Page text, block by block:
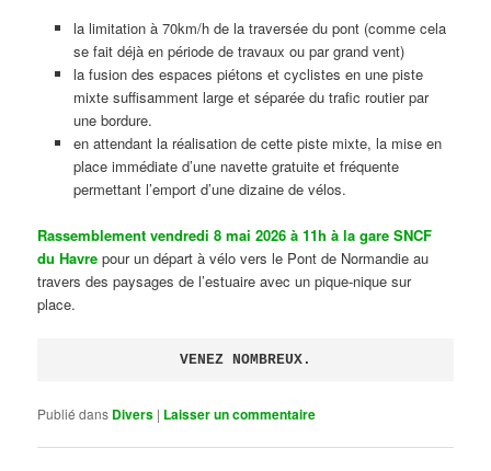
la limitation à 70km/h de la traversée du pont (comme cela
se fait déjà en période de travaux ou par grand vent)
la fusion des espaces piétons et cyclistes en une piste
mixte suffisamment large et séparée du trafic routier par
une bordure.
en attendant la réalisation de cette piste mixte, la mise en
place immédiate d’une navette gratuite et fréquente
permettant l’emport d’une dizaine de vélos.
Rassemblement vendredi 8 mai 2026 à 11h à la gare SNCF
du Havre pour un départ à vélo vers le Pont de Normandie au
travers des paysages de l’estuaire avec un pique-nique sur
place.
VENEZ NOMBREUX.
Publié dans Divers | Laisser un commentaire